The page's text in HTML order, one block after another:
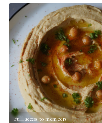
Full access to members